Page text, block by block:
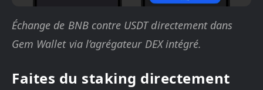
Échange de BNB contre USDT directement dans
Gem Wallet via l’agrégateur DEX intégré.
Faites du staking directement